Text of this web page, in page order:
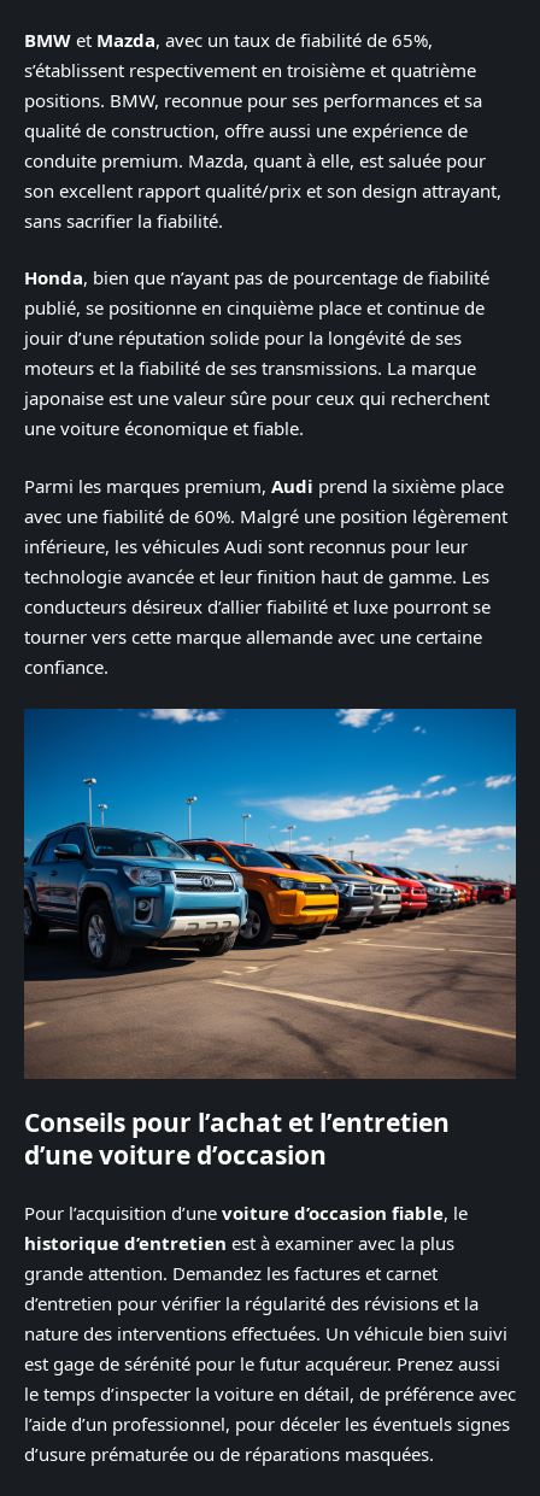
BMW et Mazda, avec un taux de fiabilité de 65%,
s’établissent respectivement en troisième et quatrième
positions. BMW, reconnue pour ses performances et sa
qualité de construction, offre aussi une expérience de
conduite premium. Mazda, quant à elle, est saluée pour
son excellent rapport qualité/prix et son design attrayant,
sans sacrifier la fiabilité.
Honda, bien que n’ayant pas de pourcentage de fiabilité
publié, se positionne en cinquième place et continue de
jouir d’une réputation solide pour la longévité de ses
moteurs et la fiabilité de ses transmissions. La marque
japonaise est une valeur sûre pour ceux qui recherchent
une voiture économique et fiable.
Parmi les marques premium, Audi prend la sixième place
avec une fiabilité de 60%. Malgré une position légèrement
inférieure, les véhicules Audi sont reconnus pour leur
technologie avancée et leur finition haut de gamme. Les
conducteurs désireux d’allier fiabilité et luxe pourront se
tourner vers cette marque allemande avec une certaine
confiance.
Conseils pour l’achat et l’entretien
d’une voiture d’occasion
Pour l’acquisition d’une voiture d’occasion fiable, le
historique d’entretien est à examiner avec la plus
grande attention. Demandez les factures et carnet
d’entretien pour vérifier la régularité des révisions et la
nature des interventions effectuées. Un véhicule bien suivi
est gage de sérénité pour le futur acquéreur. Prenez aussi
le temps d’inspecter la voiture en détail, de préférence avec
l’aide d’un professionnel, pour déceler les éventuels signes
d’usure prématurée ou de réparations masquées.